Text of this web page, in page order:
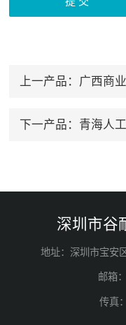
上一产品： 广西商业
下一产品： 青海人
深圳市谷
地址：深圳市宝安
邮箱
传真